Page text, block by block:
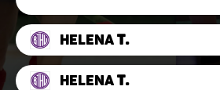
HelenaT.
HelenaT.